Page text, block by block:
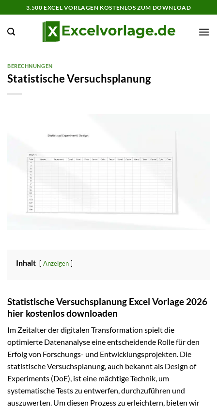
Inhalt
springen
3.500 EXCEL VORLAGEN KOSTENLOS ZUM DOWNLOAD
BERECHNUNGEN
Statistische Versuchsplanung
Inhalt Anzeigen
Statistische Versuchsplanung Excel Vorlage 2026
hier kostenlos downloaden
Im Zeitalter der digitalen Transformation spielt die
optimierte Datenanalyse eine entscheidende Rolle für den
Erfolg von Forschungs- und Entwicklungsprojekten. Die
statistische Versuchsplanung, auch bekannt als Design of
Experiments (DoE), ist eine mächtige Technik, um
systematische Tests zu entwerfen, durchzuführen und
auszuwerten. Um diesen Prozess zu erleichtern, bieten wir